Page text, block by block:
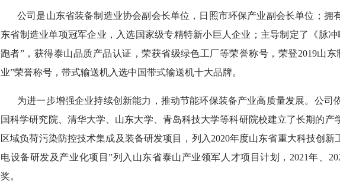
公司是山东省装备制造业协会副会长单位，日照市环保产业副会长单位；
东省制造业单项冠军企业，入选国家级专精特新小巨人企业；主导制定了《脉
跑者”，获得泰山品质产品认证，荣获省级绿色工厂等荣誉称号，荣登2019山
业”荣誉称号，带式输送机入选中国带式输送机十大品牌。
为进一步增强企业持续创新能力，推动节能环保装备产业高质量发展。公
国科学研究院、清华大学、山东大学、青岛科技大学等科研院校建立了长期的
区域负荷污染防控技术集成及装备研发项目，列入 2020年度山东省重大科技创
电设备研发及产业化项目”列入山东省泰山产业领军人才项目计划，2021年
奖。